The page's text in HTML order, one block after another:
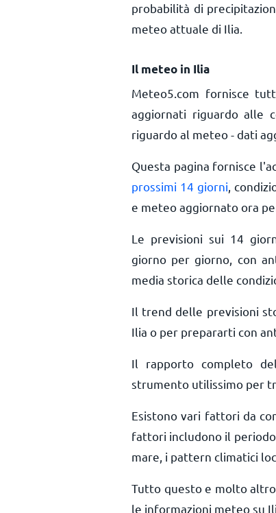
probabilità di
meteo attuale di Ilia.
Il meteo in Ilia
Meteo5.com fornisce
aggiornati riguardo alle
riguardo al meteo - dati
Questa pagina fornisce
prossimi 14 giorni ,
e meteo aggiornato ora
Le previsioni sui 14
giorno per giorno, con
media storica delle
Il trend delle previsioni
Ilia o per prepararti con
Il rapporto completo
strumento utilissimo per
Esistono vari fattori da
fattori includono il
mare, i pattern climatici
Tutto questo e molto
le informazioni meteo su